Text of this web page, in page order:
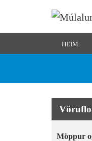
HEIM
Möppur